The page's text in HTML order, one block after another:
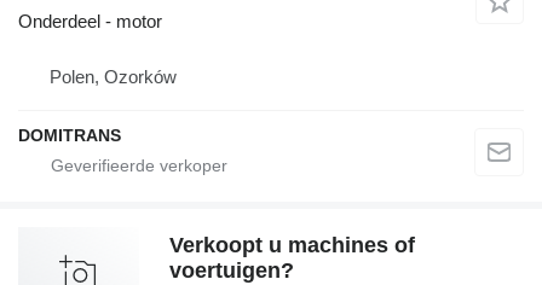
Onderdeel - motor
Polen, Ozorków
DOMITRANS
Verkoopt u machines of
voertuigen?